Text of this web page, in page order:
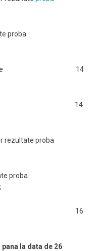
proba
pe data de 14
interviu 14
rezultate proba
proba
concurs 16
pana la data de 26